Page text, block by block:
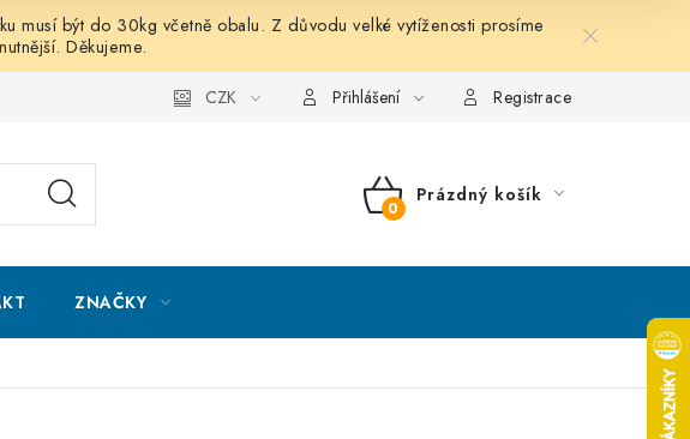
musí být do 30kg včetně obalu. Z důvodu velké vytíženosti prosíme
Děkujeme.
Podmínky ochrany osobních údajů Mapa serveru Kontakt
CZK Přihlášení Registrace
NÁKUPNÍ
Prázdný košík
ZNAČKY